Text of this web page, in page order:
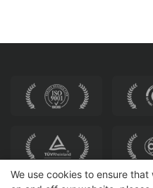
We use cookies to ensure